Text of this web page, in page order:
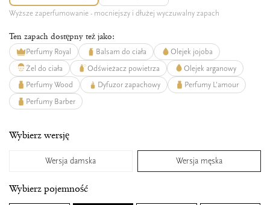
Wyższe zaperfumowanie - mocniejszy i dłużej wyczuwalny zapach
Ten zapach dostępny też jako:
Perfumy Royal Balsam do ciała
Olejek jojoba
Żel do ciała
Odświeżacz powietrza
Olejek arganowy
Perfumy Wood
Dyfuzor zapachowy
Perfumy L'amour
Perfumy Barber
Wybierz wersję
Wersja damska Wersja męska
Wybierz pojemność